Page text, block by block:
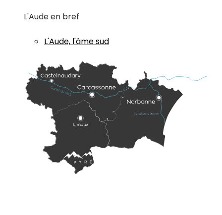
L'Aude en bref
L'Aude, l'âme sud